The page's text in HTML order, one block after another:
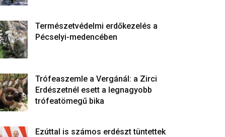
Természetvédelmi erdőkezelés a
Pécselyi-medencében
Trófeaszemle a Vergánál: a Zirci
Erdészetnél esett a legnagyobb
trófeatömegű bika
Ezúttal is számos erdészt tüntettek